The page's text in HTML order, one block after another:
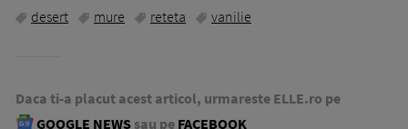
desert mure reteta vanilie
Daca ti-a placut acest articol, urmareste ELLE.ro pe
GOOGLE NEWS sau pe FACEBOOK